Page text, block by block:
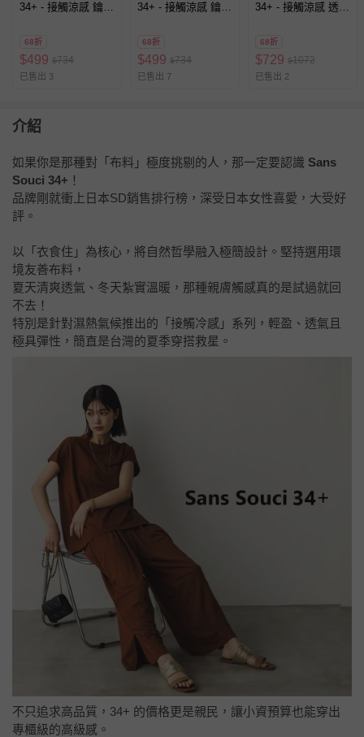
34+ - 接觸涼感 鑰匙
米
68折
$499 $734
已售出 3
34+ - 接觸涼感 鑰匙
米白
68折
$499 $734
已售出 7
34+ - 接觸涼感 透氣
口袋)-黑
68折
$729 $1072
已售出 2
介紹
如果你是那種對「布料」極度挑剔的人，那一定要認識 Sans
Souci 34+ ！
品牌剛就衝上日本SD銷售排行榜，深受日本女性喜愛，大受好
評。
以「衣食住」為核心，將自然哲學融入極簡設計。堅持選用環
境友善布料，
夏天清爽透氣、冬天紮實溫暖，那種親膚觸感真的是試過就回
不去！
特別是針對濕熱氣候推出的「接觸冷感」系列，輕盈、透氣且
極具彈性，簡直是台灣的夏季穿搭救星。
不只追求高品質，34+ 的價格更是親民，讓小資預算也能穿出
專櫃級的高級感。